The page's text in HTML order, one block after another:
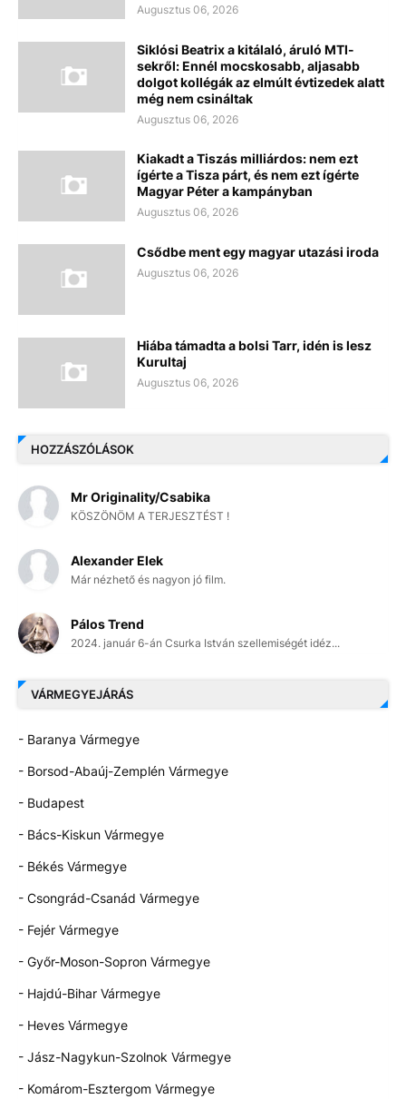
Augusztus 06, 2026
Siklósi Beatrix a kitálaló, áruló MTI-
sekről: Ennél mocskosabb, aljasabb
dolgot kollégák az elmúlt évtizedek alatt
még nem csináltak
Augusztus 06, 2026
Kiakadt a Tiszás milliárdos: nem ezt
ígérte a Tisza párt, és nem ezt ígérte
Magyar Péter a kampányban
Augusztus 06, 2026
Csődbe ment egy magyar utazási iroda
Augusztus 06, 2026
Hiába támadta a bolsi Tarr, idén is lesz
Kurultaj
Augusztus 06, 2026
HOZZÁSZÓLÁSOK
Mr Originality/Csabika
KÖSZÖNÖM A TERJESZTÉST !
Alexander Elek
Már nézhető és nagyon jó film.
Pálos Trend
2024. január 6-án Csurka István szellemiségét idéz...
VÁRMEGYEJÁRÁS
- Baranya Vármegye
- Borsod-Abaúj-Zemplén Vármegye
- Budapest
- Bács-Kiskun Vármegye
- Békés Vármegye
- Csongrád-Csanád Vármegye
- Fejér Vármegye
- Győr-Moson-Sopron Vármegye
- Hajdú-Bihar Vármegye
- Heves Vármegye
- Jász-Nagykun-Szolnok Vármegye
- Komárom-Esztergom Vármegye